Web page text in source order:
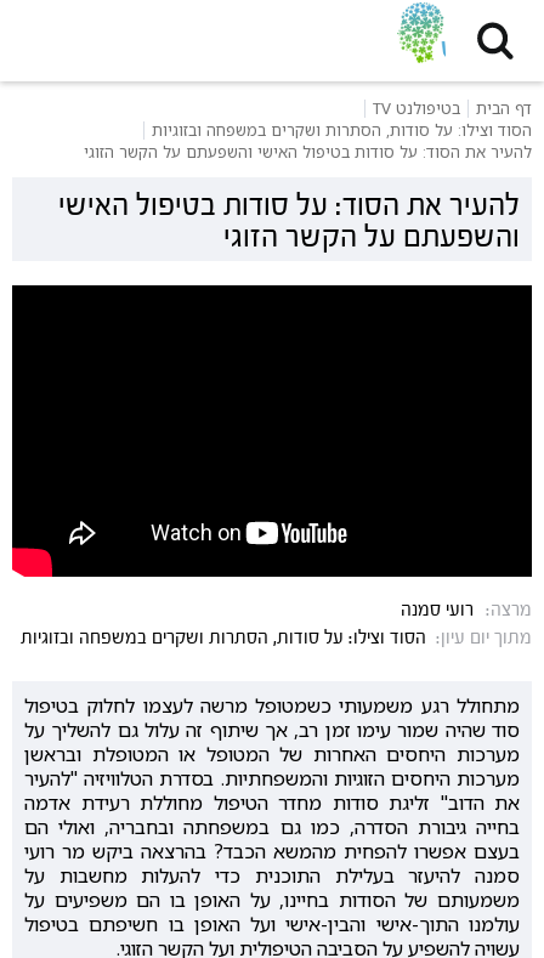
דף הבית
בטיפולנט TV
הסוד וצילו: על סודות, הסתרות ושקרים במשפחה ובזוגיות
להעיר את הסוד: על סודות בטיפול האישי והשפעתם על הקשר הזוגי
להעיר את הסוד: על סודות בטיפול האישי
והשפעתם על הקשר הזוגי
מרצה:
רועי סמנה
מתוך יום עיון: הסוד וצילו: על סודות, הסתרות ושקרים במשפחה ובזוגיות
מתחולל רגע משמעותי כשמטופל מרשה לעצמו לחלוק בטיפול
סוד שהיה שמור עימו זמן רב, אך שיתוף זה עלול גם להשליך על
מערכות היחסים האחרות של המטופל או המטופלת ובראשן
מערכות היחסים הזוגיות והמשפחתיות. בסדרת הטלוויזיה "להעיר
את הדוב" זליגת סודות מחדר הטיפול מחוללת רעידת אדמה
בחייה גיבורת הסדרה, כמו גם במשפחתה ובחבריה, ואולי הם
בעצם אפשרו להפחית מהמשא הכבד? בהרצאה ביקש מר רועי
סמנה להיעזר בעלילת התוכנית כדי להעלות מחשבות על
משמעותם של הסודות בחיינו, על האופן בו הם משפיעים על
עולמנו התוך-אישי והבין-אישי ועל האופן בו חשיפתם בטיפול
עשויה להשפיע על הסביבה הטיפולית ועל הקשר הזוגי.